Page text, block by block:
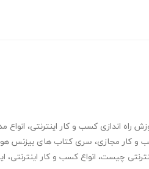
راه اندازی کسب و کار اینترنتی، انواع
و کار مجازی، سری کتاب های بیزنس
چیست، انواع کسب و کار اینترنتی،